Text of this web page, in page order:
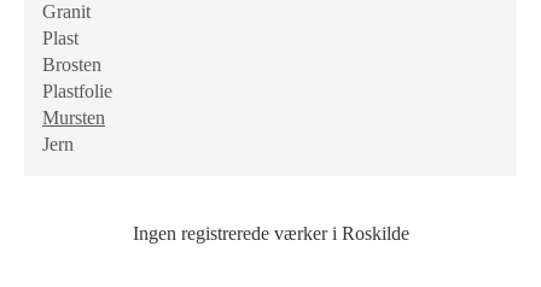
Granit
Plast
Brosten
Plastfolie
Mursten
Jern
Ingen registrerede værker i Roskilde